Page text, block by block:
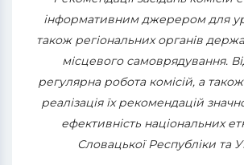
інформативним джерером для
також регіональних органів
місцевого самоврядування.
регулярна робота комісій, а
реалізація їх рекомендацій
ефективність національних
Словацької Республіки та